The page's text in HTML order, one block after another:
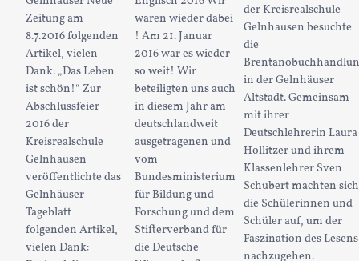
Zeitung am
8.7.2016 folgenden
Artikel, vielen
Dank: „Das Leben
ist schön!“ Zur
Abschlussfeier
2016 der
Kreisrealschule
Gelnhausen
veröffentlichte das
Gelnhäuser
Tageblatt
folgenden Artikel,
vielen Dank:
waren wieder dabei
! Am 21. Januar
2016 war es wieder
so weit! Wir
beteiligten uns auch
in diesem Jahr am
deutschlandweit
ausgetragenen und
vom
Bundesministerium
für Bildung und
Forschung und dem
Stifterverband für
die Deutsche
der Kreisrealschule
Gelnhausen besuchte
die
in der Gelnhäuser
Altstadt. Gemeinsam
mit ihrer
Deutschlehrerin Laura
Hollitzer und ihrem
Klassenlehrer Sven
Schubert machten sich
die Schülerinnen und
Schüler auf, um der
Faszination des Lesens
nachzugehen.